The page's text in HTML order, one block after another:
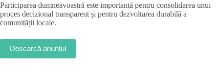
Participarea dumneavoastră este importantă pentru consolidarea unui
proces decizional transparent și pentru dezvoltarea durabilă a
comunității locale.
Descarcă anunțul